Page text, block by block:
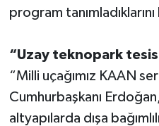
program
“Uzay teknopark
“Milli uçağımız KAAN
Cumhurbaşkanı
altyapılarda dışa